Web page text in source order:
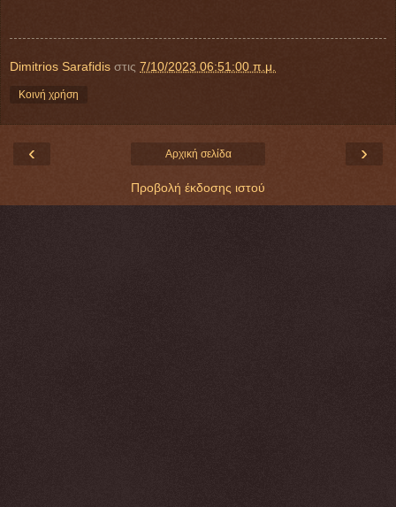
Dimitrios Sarafidis στις 7/10/2023 06:51:00 π.μ.
Κοινή χρήση
‹ ›
Αρχική σελίδα
Προβολή έκδοσης ιστού